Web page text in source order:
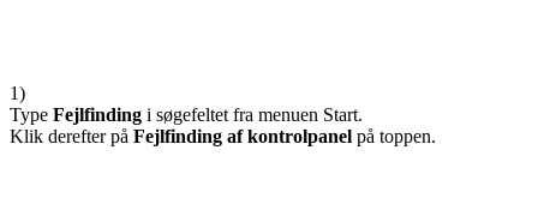
1)
Type Fejlfinding i søgefeltet fra menuen Start.
Klik derefter på Fejlfinding af kontrolpanel på toppen.